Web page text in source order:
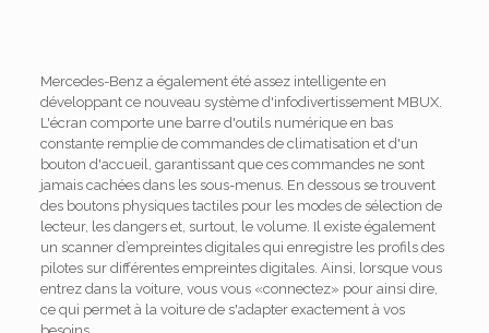
Mercedes-Benz a également été assez intelligente en
développant ce nouveau système d'infodivertissement MBUX.
L'écran comporte une barre d'outils numérique en bas
constante remplie de commandes de climatisation et d'un
bouton d'accueil, garantissant que ces commandes ne sont
jamais cachées dans les sous-menus. En dessous se trouvent
des boutons physiques tactiles pour les modes de sélection de
lecteur, les dangers et, surtout, le volume. Il existe également
un scanner d’empreintes digitales qui enregistre les profils des
pilotes sur différentes empreintes digitales. Ainsi, lorsque vous
entrez dans la voiture, vous vous «connectez» pour ainsi dire,
ce qui permet à la voiture de s'adapter exactement à vos